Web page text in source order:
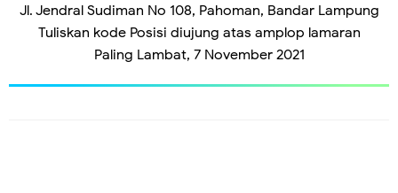
Jl. Jendral Sudiman No 108, Pahoman, Bandar Lampung
Tuliskan kode Posisi diujung atas amplop lamaran
Paling Lambat, 7 November 2021